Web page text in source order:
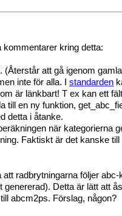
kommentarer kring detta:
att gå igenom
inte för alla. I standarden
är länkbart! T ex kan ett
till en ny funktion,
detta i åtanke.
när
Faktiskt är det kanske
radbrytningarna följer
Detta är lätt
abcm2ps. Förslag, någon?